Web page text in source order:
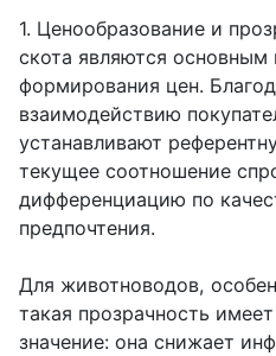
1. Ценообразование и
скота являются
формирования цен.
взаимодействию
устанавливают
текущее соотношение
дифференциацию по
предпочтения.
Для животноводов,
такая прозрачность
значение: она снижает